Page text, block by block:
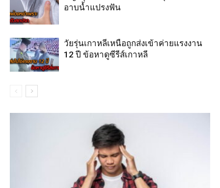
อาบน้ำแปรงฟัน
วัยรุ่นเกาหลีเหนือถูกส่งเข้าค่ายแรงงาน
12 ปี ข้อหาดูซีรีส์เกาหลี